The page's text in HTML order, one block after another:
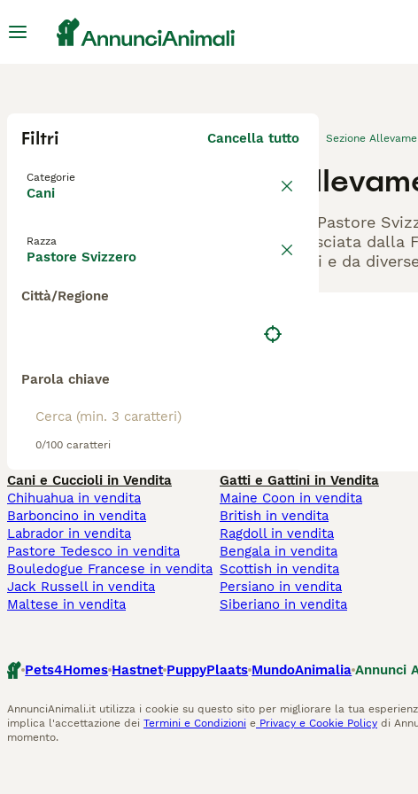
Filtri Cancella tutto
Categorie
Cani
Razza
Pastore Svizzero
Città/Regione
Parola chiave
0/100 caratteri
Sezione
Gli Pastore
rilasciata dalla
cani e da
Cani e Cuccioli in Vendita
Chihuahua in vendita
Barboncino in vendita
Labrador in vendita
Pastore Tedesco in vendita
Bouledogue Francese in vendita
Jack Russell in vendita
Maltese in vendita
Gatti e Gattini in Vendita
Maine Coon in vendita
British in vendita
Ragdoll in vendita
Bengala in vendita
Scottish in vendita
Persiano in vendita
Siberiano in vendita
Pets4Homes Hastnet PuppyPlaats MundoAnimalia Annunci
AnnunciAnimali.it utilizza i cookie su questo sito per migliorare la tua
implica l'accettazione dei Termini e Condizioni e Privacy e Cookie Policy di
momento.